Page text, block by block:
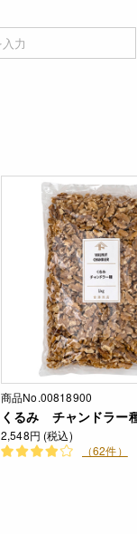
商品No.00818900
くるみ チャンドラー
2,548円 (税込)
（62件）